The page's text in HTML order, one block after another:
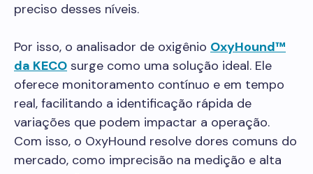
preciso desses níveis.
Por isso, o analisador de oxigênio OxyHound™
da KECO surge como uma solução ideal. Ele
oferece monitoramento contínuo e em tempo
real, facilitando a identificação rápida de
variações que podem impactar a operação.
Com isso, o OxyHound resolve dores comuns do
mercado, como imprecisão na medição e alta